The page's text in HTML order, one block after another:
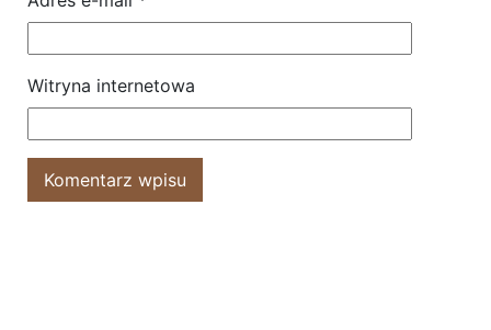
Witryna internetowa